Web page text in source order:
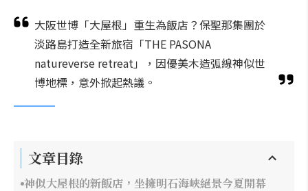
大阪世博「大屋根」重生為飯店？保聖那集團於
淡路島打造全新旅宿「THE PASONA
natureverse retreat」，因優美木造弧線神似世
博地標，意外掀起熱議。
文章目錄
神似大屋根的新飯店，坐擁明石海峽絕景今夏開幕